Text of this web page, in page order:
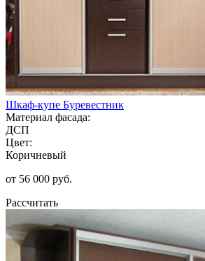
Шкаф-купе Буревестник
Материал фасада:
ДСП
Цвет:
Коричневый
от 56 000 руб.
Рассчитать